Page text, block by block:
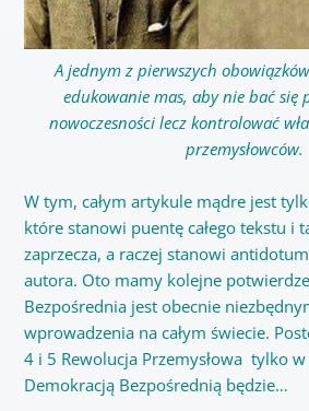
A jednym z pierwszych
edukowanie mas, aby nie bać się
nowoczesności lecz kontrolować
przemysłowców.
W tym, całym artykule mądre jest
które stanowi puentę całego tekstu i
zaprzecza, a raczej stanowi
autora. Oto mamy kolejne
Bezpośrednia jest obecnie
wprowadzenia na całym świecie.
4 i 5 Rewolucja Przemysłowa tylko
Demokracją Bezpośrednią będzie…